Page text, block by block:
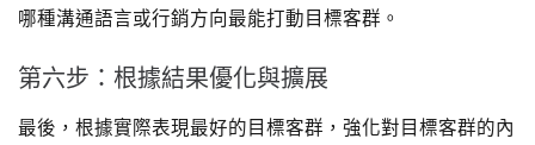
哪種溝通語言或行銷方向最能打動目標客群。
第六步：根據結果優化與擴展
最後，根據實際表現最好的目標客群，強化對目標客群的內